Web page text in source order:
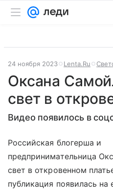
24 ноября 2023 Lenta.Ru
Оксана
свет в
Видео появилось в
Российская блогерша и
предпринимательница
свет в откровенном
публикация появилась на